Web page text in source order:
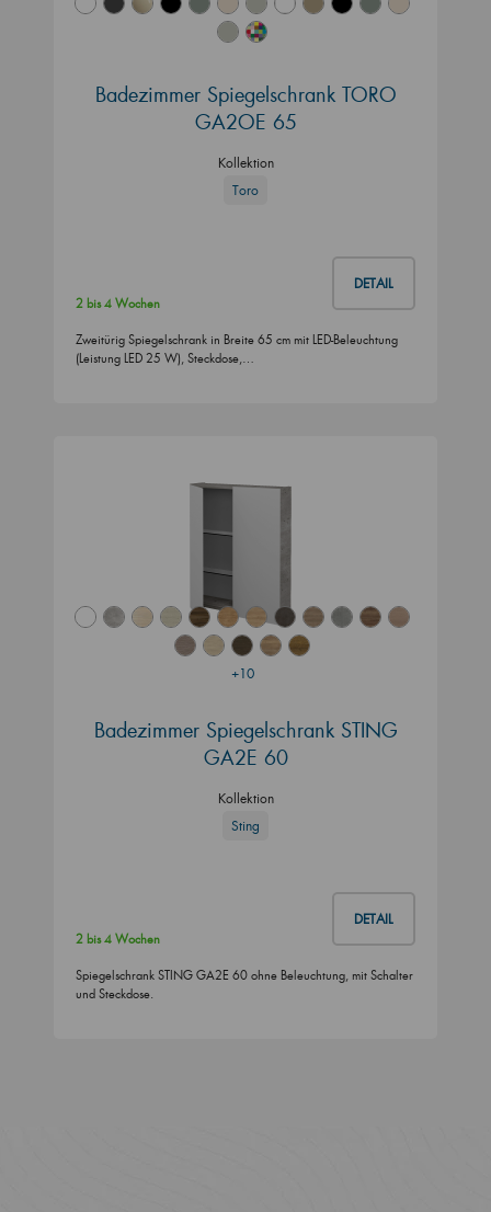
Badezimmer Spiegelschrank TORO
GA2OE 65
Kollektion
Toro
DETAIL
2 bis 4 Wochen
Zweitürig Spiegelschrank in Breite 65 cm mit LED-Beleuchtung
(Leistung LED 25 W), Steckdose,…
+10
Badezimmer Spiegelschrank STING
GA2E 60
Kollektion
Sting
DETAIL
2 bis 4 Wochen
Spiegelschrank STING GA2E 60 ohne Beleuchtung, mit Schalter
und Steckdose.